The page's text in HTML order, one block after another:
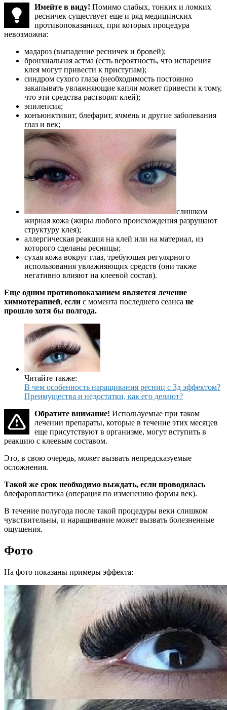
Имейте в виду! Помимо слабых, тонких и ломких
ресничек существует еще и ряд медицинских
противопоказаниях, при которых процедура
невозможна:
мадароз (выпадение ресничек и бровей);
бронхиальная астма (есть вероятность, что испарения
клея могут привести к приступам);
синдром сухого глаза (необходимость постоянно
закапывать увлажняющие капли может привести к тому,
что эти средства растворят клей);
эпилепсия;
конъюнктивит, блефарит, ячмень и другие заболевания
глаз и век;
слишком
жирная кожа (жиры любого происхождения разрушают
структуру клея);
аллергическая реакция на клей или на материал, из
которого сделаны ресницы;
сухая кожа вокруг глаз, требующая регулярного
использования увлажняющих средств (они также
негативно влияют на клеевой состав).
Еще одним противопоказанием является лечение
химиотерапией, если с момента последнего сеанса не
прошло хотя бы полгода.
Читайте также:
В чем особенность наращивания ресниц с 3д эффектом?
Преимущества и недостатки, как его делают?
Обратите внимание! Используемые при таком
лечении препараты, которые в течение этих месяцев
еще присутствуют в организме, могут вступить в
реакцию с клеевым составом.
Это, в свою очередь, может вызвать непредсказуемые
осложнения.
Такой же срок необходимо выждать, если проводилась
блефаропластика (операция по изменению формы век).
В течение полугода после такой процедуры веки слишком
чувствительны, и наращивание может вызвать болезненные
ощущения.
Фото
На фото показаны примеры эффекта: